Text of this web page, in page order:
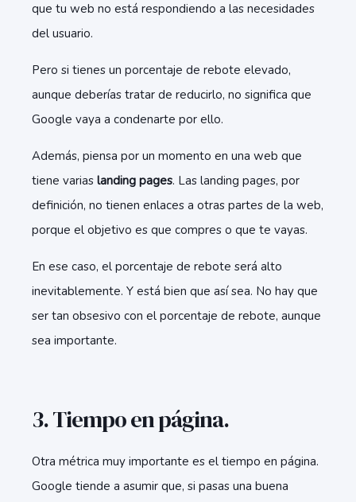
que tu web no está respondiendo a las necesidades
del usuario.
Pero si tienes un porcentaje de rebote elevado,
aunque deberías tratar de reducirlo, no significa que
Google vaya a condenarte por ello.
Además, piensa por un momento en una web que
tiene varias landing pages. Las landing pages, por
definición, no tienen enlaces a otras partes de la web,
porque el objetivo es que compres o que te vayas.
En ese caso, el porcentaje de rebote será alto
inevitablemente. Y está bien que así sea. No hay que
ser tan obsesivo con el porcentaje de rebote, aunque
sea importante.
3. Tiempo en página.
Otra métrica muy importante es el tiempo en página.
Google tiende a asumir que, si pasas una buena